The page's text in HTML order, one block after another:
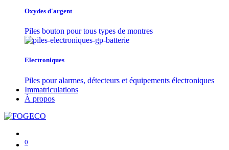
Oxydes d'argent
Piles bouton pour tous types de montres
Electroniques
Piles pour alarmes, détecteurs et équipements électroniques
Immatriculations
À propos
0